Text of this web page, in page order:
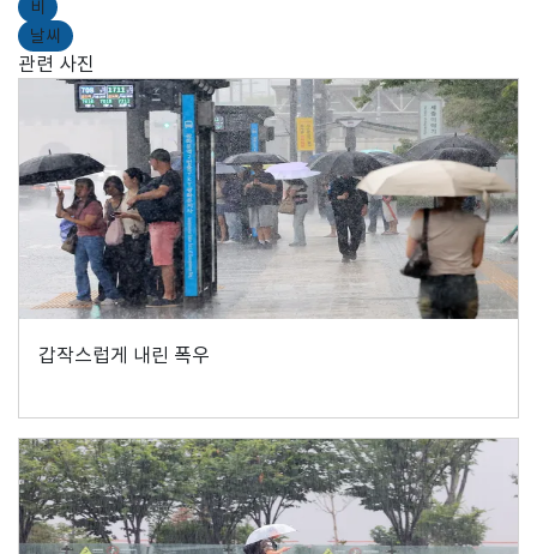
비
날씨
관련 사진
갑작스럽게 내린 폭우